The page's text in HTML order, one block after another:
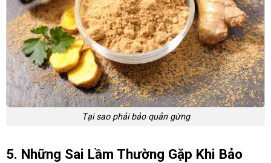
Tại sao phải bảo quản gừng
5. Những Sai Lầm Thường Gặp Khi Bảo